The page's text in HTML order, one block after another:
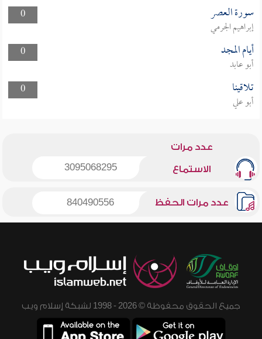
0
سورة العصر
إبراهيم الجرمي
0
أيام المجد
أبو عابد
0
تلاقينا
أبو علي
عدد مرات
الاستماع 3095068295
عدد مرات الحفظ 840490556
جميع الحقوق محفوظة © 2026 - 1998 لشبكة إسلام ويب